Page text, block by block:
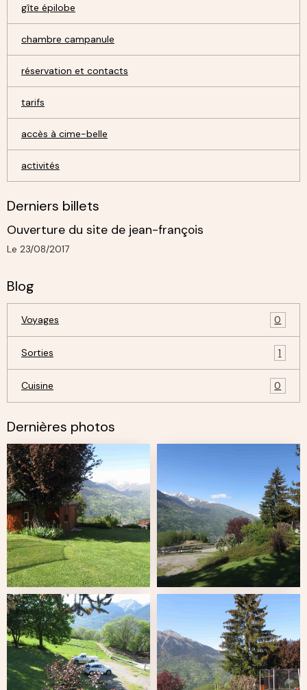
gîte épilobe
chambre campanule
réservation et contacts
tarifs
accès à cime-belle
activités
Derniers billets
Ouverture du site de jean-françois
Le 23/08/2017
Blog
Voyages 0
Sorties 1
Cuisine 0
Dernières photos